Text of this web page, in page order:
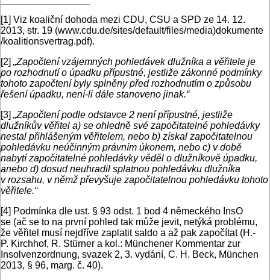
[1] Viz koaliční dohoda mezi CDU, CSU a SPD ze 14. 12.
2013, str. 19 (www.cdu.de/sites/default/files/media)dokumente
/koalitionsvertrag.pdf).
[2] „Započtení vzájemných pohledávek dlužníka a věřitele je
po rozhodnutí o úpadku přípustné, jestliže zákonné podmínky
tohoto započtení byly splněny před rozhodnutím o způsobu
řešení úpadku, není-li dále stanoveno jinak.“
[3] „Započtení podle odstavce 2 není přípustné, jestliže
dlužníkův věřitel a) se ohledně své započitatelné pohledávky
nestal přihlášeným věřitelem, nebo b) získal započitatelnou
pohledávku neúčinným právním úkonem, nebo c) v době
nabytí započitatelné pohledávky věděl o dlužníkově úpadku,
anebo d) dosud neuhradil splatnou pohledávku dlužníka
v rozsahu, v němž převyšuje započitatelnou pohledávku tohoto
věřitele.“
[4] Podmínka dle ust. § 93 odst. 1 bod 4 německého InsO
se (ač se to na první pohled tak může jevit, netýká problému,
že věřitel musí nejdříve zaplatit saldo a až pak započítat (H.-
P. Kirchhof, R. Stürner a kol.: Münchener Kommentar zur
Insolvenzordnung, svazek 2, 3. vydání, C. H. Beck, München
2013, § 96, marg. č. 40).